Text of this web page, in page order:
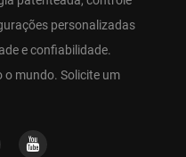
personalizadas
e confiabilidade.
o mundo. Solicite um